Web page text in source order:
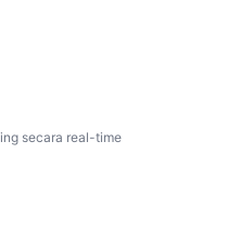
secara real-time